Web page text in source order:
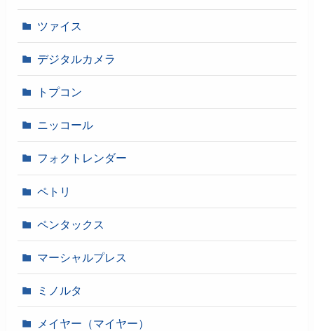
ツァイス
デジタルカメラ
トプコン
ニッコール
フォクトレンダー
ペトリ
ペンタックス
マーシャルプレス
ミノルタ
メイヤー（マイヤー）